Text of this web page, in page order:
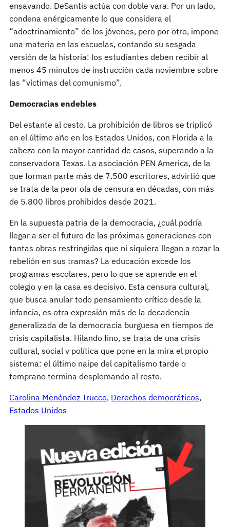
ensayando. DeSantis actúa con doble vara. Por un lado,
condena enérgicamente lo que considera el
“adoctrinamiento” de los jóvenes, pero por otro, impone
una materia en las escuelas, contando su sesgada
versión de la historia: los estudiantes deben recibir al
menos 45 minutos de instrucción cada noviembre sobre
las “víctimas del comunismo”.
Democracias endebles
Del estante al cesto. La prohibición de libros se triplicó
en el último año en los Estados Unidos, con Florida a la
cabeza con la mayor cantidad de casos, superando a la
conservadora Texas. La asociación PEN America, de la
que forman parte más de 7.500 escritores, advirtió que
se trata de la peor ola de censura en décadas, con más
de 5.800 libros prohibidos desde 2021.
En la supuesta patria de la democracia, ¿cuál podría
llegar a ser el futuro de las próximas generaciones con
tantas obras restringidas que ni siquiera llegan a rozar la
rebelión en sus tramas? La educación excede los
programas escolares, pero lo que se aprende en el
colegio y en la casa es decisivo. Esta censura cultural,
que busca anular todo pensamiento crítico desde la
infancia, es otra expresión más de la decadencia
generalizada de la democracia burguesa en tiempos de
crisis capitalista. Hilando fino, se trata de una crisis
cultural, social y política que pone en la mira el propio
sistema: el último naipe del capitalismo tarde o
temprano termina desplomando al resto.
Carolina Menéndez Trucco, Derechos democráticos
Estados Unidos